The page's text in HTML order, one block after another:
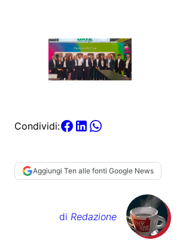
Condividi:
Aggiungi Ten alle fonti Google News
di Redazione